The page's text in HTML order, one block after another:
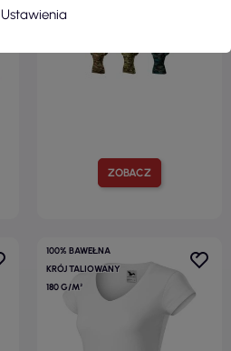
ZOBACZ
c22 camouflage gray Adler
100% BAWEŁNA
KRÓJ TALIOWANY
180 G/M²
Ustawienia